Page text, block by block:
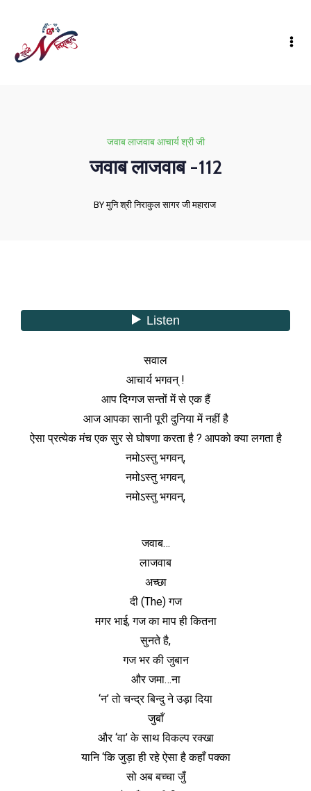
जवाब लाजवाब आचार्य श्री जी
जवाब लाजवाब -112
BY मुनि श्री निराकुल सागर जी महाराज
सवाल
आचार्य भगवन् !
आप दिग्गज सन्तों में से एक हैं
आज आपका सानी पूरी दुनिया में नहीं है
ऐसा प्रत्येक मंच एक सुर से घोषणा करता है ? आपको क्या लगता है
नमोऽस्तु भगवन्,
नमोऽस्तु भगवन्,
नमोऽस्तु भगवन्,
जवाब…
लाजवाब
अच्छा
दी (The) गज
मगर भाई, गज का माप ही कितना
सुनते है,
गज भर की जुबान
और जमा…ना
‘न’ तो चन्द्र बिन्दु ने उड़ा दिया
जुबाँ
और ‘वा’ के साथ विकल्प रक्खा
यानि ‘कि जुड़ा ही रहे ऐसा है कहाँ पक्का
सो अब बच्चा जुँ